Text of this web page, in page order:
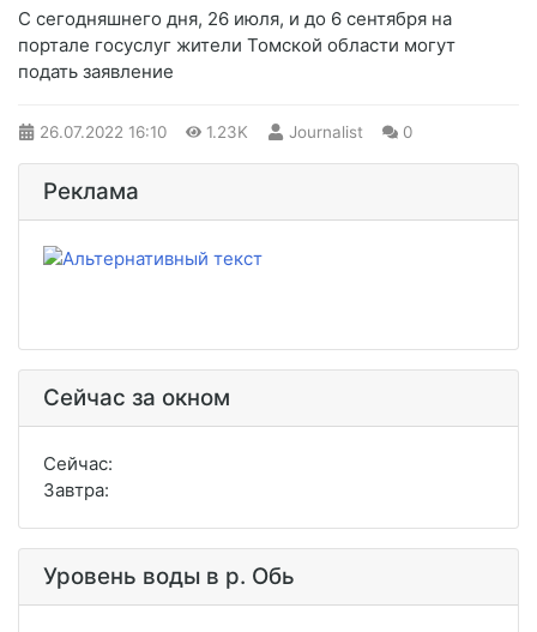
​С сегодняшнего дня, 26 июля, и до 6 сентября на
портале госуслуг жители Томской области могут
подать заявление
26.07.2022 16:10 1.23K Journalist 0
Реклама
Сейчас за окном
Сейчас:
Завтра:
Уровень воды в р. Обь